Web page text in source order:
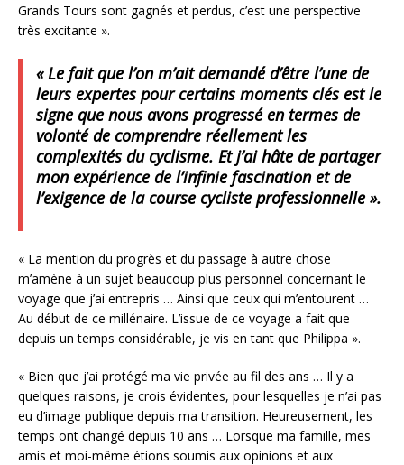
Grands Tours sont gagnés et perdus, c’est une perspective
très excitante ».
« Le fait que l’on m’ait demandé d’être l’une de
leurs expertes pour certains moments clés est le
signe que nous avons progressé en termes de
volonté de comprendre réellement les
complexités du cyclisme. Et j’ai hâte de partager
mon expérience de l’infinie fascination et de
l’exigence de la course cycliste professionnelle ».
« La mention du progrès et du passage à autre chose
m’amène à un sujet beaucoup plus personnel concernant le
voyage que j’ai entrepris … Ainsi que ceux qui m’entourent …
Au début de ce millénaire. L’issue de ce voyage a fait que
depuis un temps considérable, je vis en tant que Philippa ».
« Bien que j’ai protégé ma vie privée au fil des ans … Il y a
quelques raisons, je crois évidentes, pour lesquelles je n’ai pas
eu d’image publique depuis ma transition. Heureusement, les
temps ont changé depuis 10 ans … Lorsque ma famille, mes
amis et moi-même étions soumis aux opinions et aux